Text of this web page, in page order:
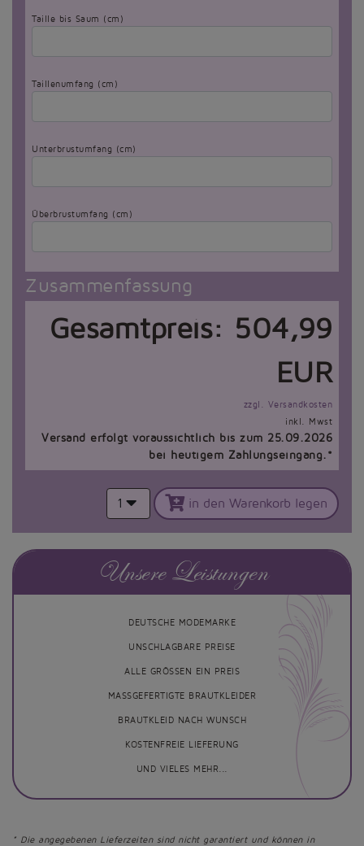
Taille bis Saum (cm)
Taillenumfang (cm)
Unterbrustumfang (cm)
Überbrustumfang (cm)
Zusammenfassung
Gesamtpreis: 504,99
EUR
zzgl. Versandkosten
inkl. Mwst
Versand erfolgt voraussichtlich bis zum 25.09.2026
bei heutigem Zahlungseingang.*
1 in den Warenkorb legen
Unsere Leistungen
DEUTSCHE MODEMARKE
UNSCHLAGBARE PREISE
ALLE GRÖSSEN EIN PREIS
MASSGEFERTIGTE BRAUTKLEIDER
BRAUTKLEID NACH WUNSCH
KOSTENFREIE LIEFERUNG
UND VIELES MEHR...
* Die angegebenen Lieferzeiten sind nicht garantiert und können in